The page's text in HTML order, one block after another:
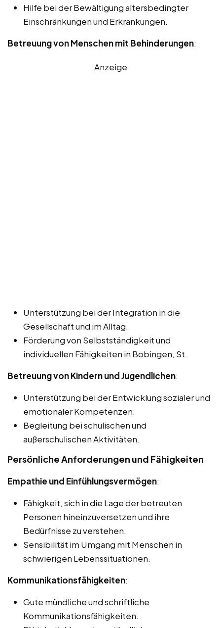
Hilfe bei der Bewältigung altersbedingter
Einschränkungen und Erkrankungen.
Betreuung von Menschen mit Behinderungen:
Anzeige
Unterstützung bei der Integration in die
Gesellschaft und im Alltag.
Förderung von Selbstständigkeit und
individuellen Fähigkeiten in Bobingen, St.
Betreuung von Kindern und Jugendlichen:
Unterstützung bei der Entwicklung sozialer und
emotionaler Kompetenzen.
Begleitung bei schulischen und
außerschulischen Aktivitäten.
Persönliche Anforderungen und Fähigkeiten
Empathie und Einfühlungsvermögen:
Fähigkeit, sich in die Lage der betreuten
Personen hineinzuversetzen und ihre
Bedürfnisse zu verstehen.
Sensibilität im Umgang mit Menschen in
schwierigen Lebenssituationen.
Kommunikationsfähigkeiten:
Gute mündliche und schriftliche
Kommunikationsfähigkeiten.